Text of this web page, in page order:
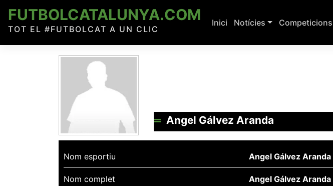
content
FUTBOLCATALUNYA.COM
TOT EL #FUTBOLCAT A UN CLIC
Inici Notícies Competicions
Angel Gálvez Aranda
Nom esportiu Angel Gálvez Aranda
Nom complet Angel Gálvez Aranda